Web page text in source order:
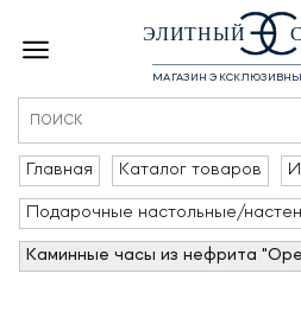
ЭЛИТНЫЙ
МАГАЗИН
Главная Каталог товаров
Подарочные настольные/
Каминные часы из нефрита